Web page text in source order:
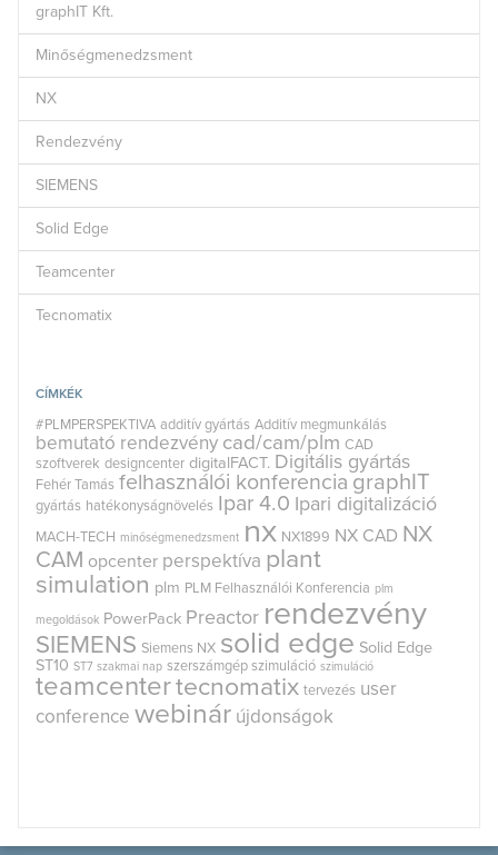
graphIT Kft.
Minőségmenedzsment
NX
Rendezvény
SIEMENS
Solid Edge
Teamcenter
Tecnomatix
CÍMKÉK
#PLMPERSPEKTIVA additív gyártás Additív megmunkálás
bemutató rendezvény cad/cam/plm CAD
szoftverek designcenter digitalFACT. Digitális gyártás
Fehér Tamás felhasználói konferencia graphIT
gyártás hatékonyságnövelés Ipar 4.0 Ipari digitalizáció
MACH-TECH minőségmenedzsment nx NX1899 NX CAD NX
CAM opcenter perspektíva plant
simulation plm PLM Felhasználói Konferencia plm
megoldások PowerPack Preactor rendezvény
SIEMENS Siemens NX solid edge Solid Edge
ST10 ST7 szakmai nap szerszámgép szimuláció szimuláció
teamcentertecnomatix tervezés user
conference webinár újdonságok